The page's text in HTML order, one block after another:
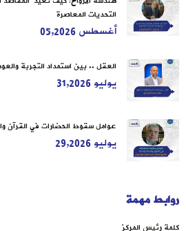
التحديات المعاصرة
أغسطس 05,2026
العقل .. بين استمداد التجربة
يوليو 31,2026
عوامل سقوط الحضارات في القرآن
يوليو 29,2026
روابط مهمة
كلمة رئيس المركز